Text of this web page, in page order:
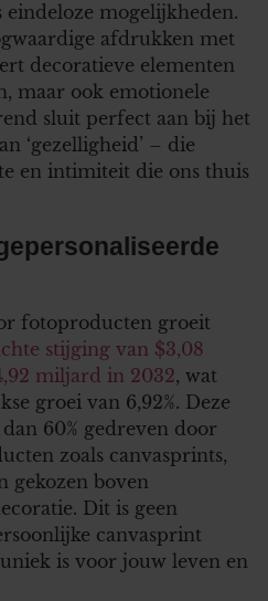
eindeloze mogelijkheden.
afdrukken met
decoratieve elementen
maar ook emotionele
sluit perfect aan bij het
‘gezelligheid’ – die
en intimiteit die ons thuis
fotoproducten groeit
stijging van $3,08
miljard in 2032, wat
groei van 6,92%. Deze
60% gedreven door
zoals canvasprints,
gekozen boven
Dit is geen
canvasprint
is voor jouw leven en